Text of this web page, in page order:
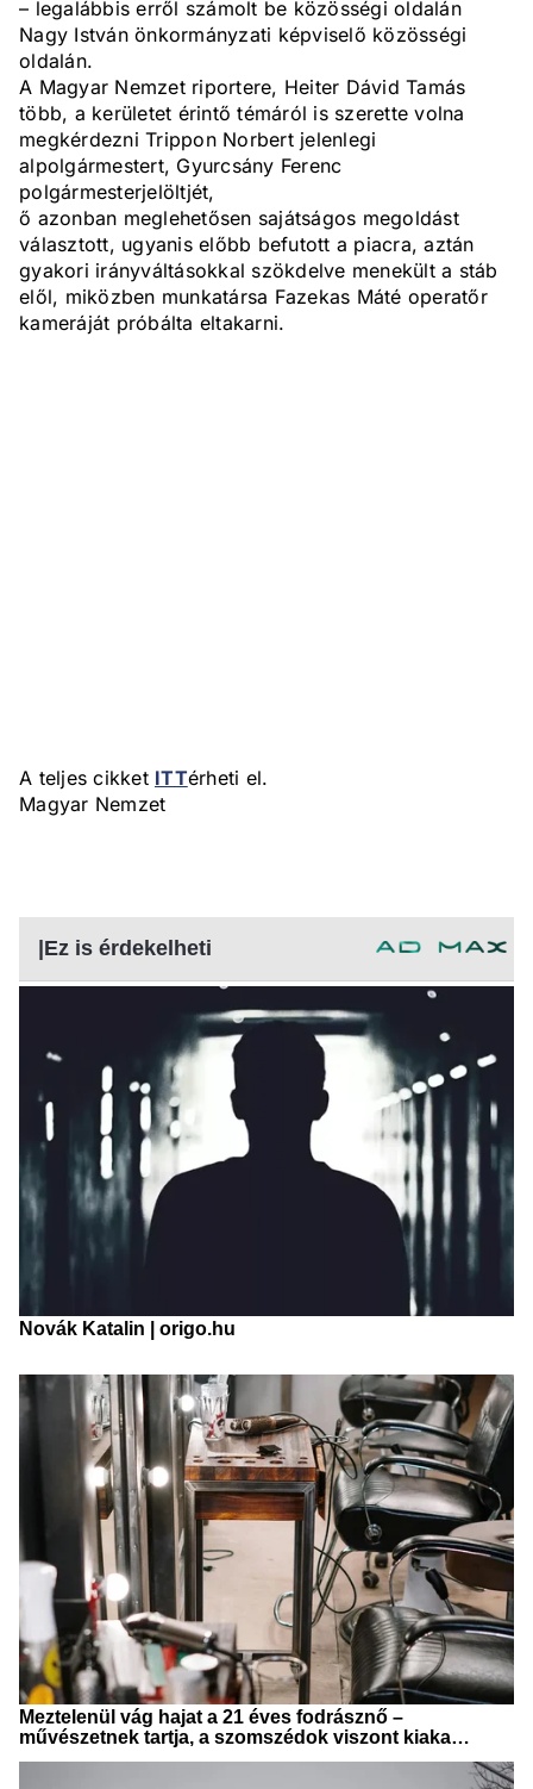
– legalábbis erről számolt be közösségi oldalán
Nagy István önkormányzati képviselő közösségi
oldalán.
A Magyar Nemzet riportere, Heiter Dávid Tamás
több, a kerületet érintő témáról is szerette volna
megkérdezni Trippon Norbert jelenlegi
alpolgármestert, Gyurcsány Ferenc
polgármesterjelöltjét,
ő azonban meglehetősen sajátságos megoldást
választott, ugyanis előbb befutott a piacra, aztán
gyakori irányváltásokkal szökdelve menekült a stáb
elől, miközben munkatársa Fazekas Máté operatőr
kameráját próbálta eltakarni.
A teljes cikket ITTérheti el.
Magyar Nemzet